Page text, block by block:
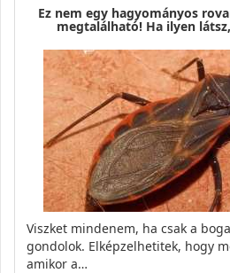
Ez nem egy hagyományos
megtalálható! Ha ilyen
Viszket mindenem, ha csak a
gondolok. Elképzelhetitek, hogy
amikor a…